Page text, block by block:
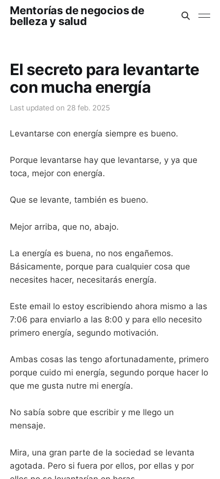
Mentorías de negocios de
belleza y salud
El secreto para levantarte
con mucha energía
Last updated on 28 feb. 2025
Levantarse con energía siempre es bueno.
Porque levantarse hay que levantarse, y ya que
toca, mejor con energía.
Que se levante, también es bueno.
Mejor arriba, que no, abajo.
La energía es buena, no nos engañemos.
Básicamente, porque para cualquier cosa que
necesites hacer, necesitarás energía.
Este email lo estoy escribiendo ahora mismo a las
7:06 para enviarlo a las 8:00 y para ello necesito
primero energía, segundo motivación.
Ambas cosas las tengo afortunadamente, primero
porque cuido mi energía, segundo porque hacer lo
que me gusta nutre mi energía.
No sabía sobre que escribir y me llego un
mensaje.
Mira, una gran parte de la sociedad se levanta
agotada. Pero si fuera por ellos, por ellas y por